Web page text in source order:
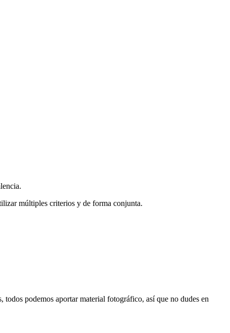
múltiples criterios y de forma conjunta.
todos podemos aportar material fotográfico, así que no dudes en